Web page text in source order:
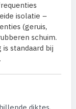
isolatie –
(geruis,
schuim.
standaard bij